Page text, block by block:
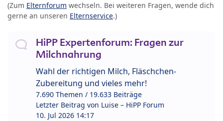
(Zum Elternforum wechseln. Bei weiteren Fragen, wende dich
gerne an unseren Elternservice.)
HiPP Expertenforum: Fragen zur
Milchnahrung
Wahl der richtigen Milch, Fläschchen-
Zubereitung und vieles mehr!
7.690 Themen / 19.633 Beiträge
Letzter Beitrag von Luise – HiPP Forum
10. Jul 2026 14:17